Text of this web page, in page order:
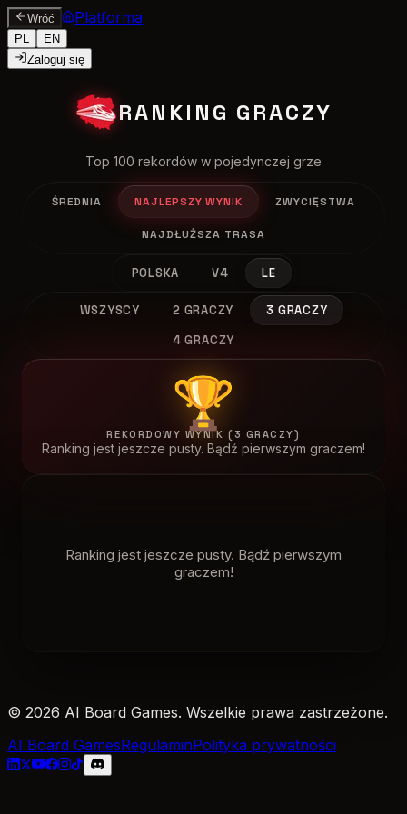
Wróć Platforma
PL
EN
Zaloguj się
RANKING GRACZY
Top 100 rekordów w pojedynczej grze
ŚREDNIA NAJLEPSZY WYNIK ZWYCIĘSTWA
NAJDŁUŻSZA TRASA
POLSKA V4 LE
WSZYSCY 2 GRACZY
3 GRACZY
4 GRACZY
🏆
REKORDOWY WYNIK (3 GRACZY)
Ranking jest jeszcze pusty. Bądź pierwszym graczem!
Ranking jest jeszcze pusty. Bądź pierwszym
graczem!
© 2026 AI Board Games. Wszelkie prawa zastrzeżone.
AI Board GamesRegulaminPolityka prywatności